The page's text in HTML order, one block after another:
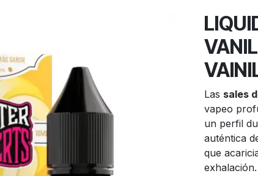
Las sales
vapeo
un perfil
auténtica
que
exhalación.